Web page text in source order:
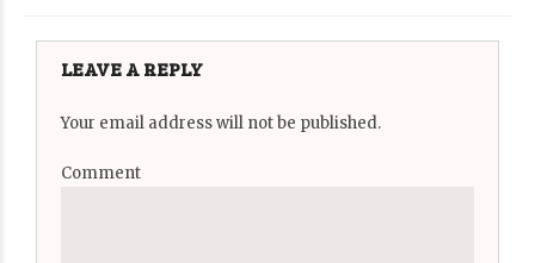
LEAVE A REPLY
Your email address will not be published.
Comment